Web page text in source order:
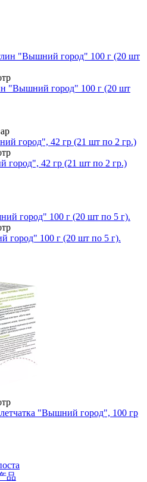
"Вышний город" 100 г (20 шт
42 гр (21 шт по 2 гр.)
100 г (20 шт по 5 г).
"Вышний город", 100 гр
品